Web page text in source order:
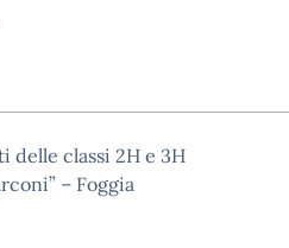
delle classi 2H e 3H
– Foggia